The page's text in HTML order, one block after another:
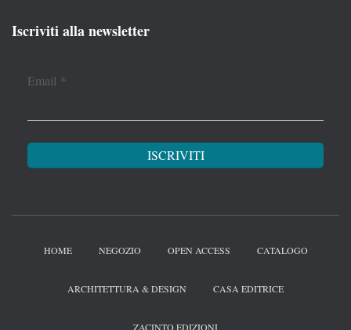
Iscriviti alla newsletter
Email *
HOME NEGOZIO OPEN ACCESS CATALOGO
ARCHITETTURA & DESIGN CASA EDITRICE
ZACINTO EDIZIONI